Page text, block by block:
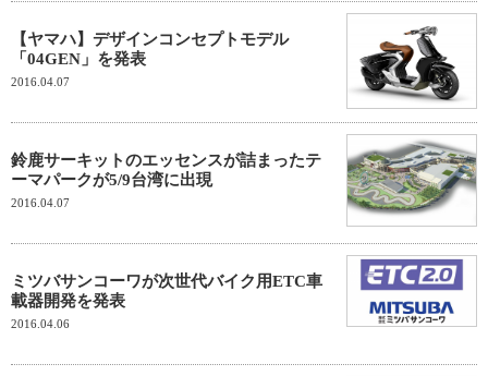
【ヤマハ】デザインコンセプトモデル
「04GEN」を発表
2016.04.07
鈴鹿サーキットのエッセンスが詰まったテ
ーマパークが5/9台湾に出現
2016.04.07
ミツバサンコーワが次世代バイク用ETC車
載器開発を発表
2016.04.06